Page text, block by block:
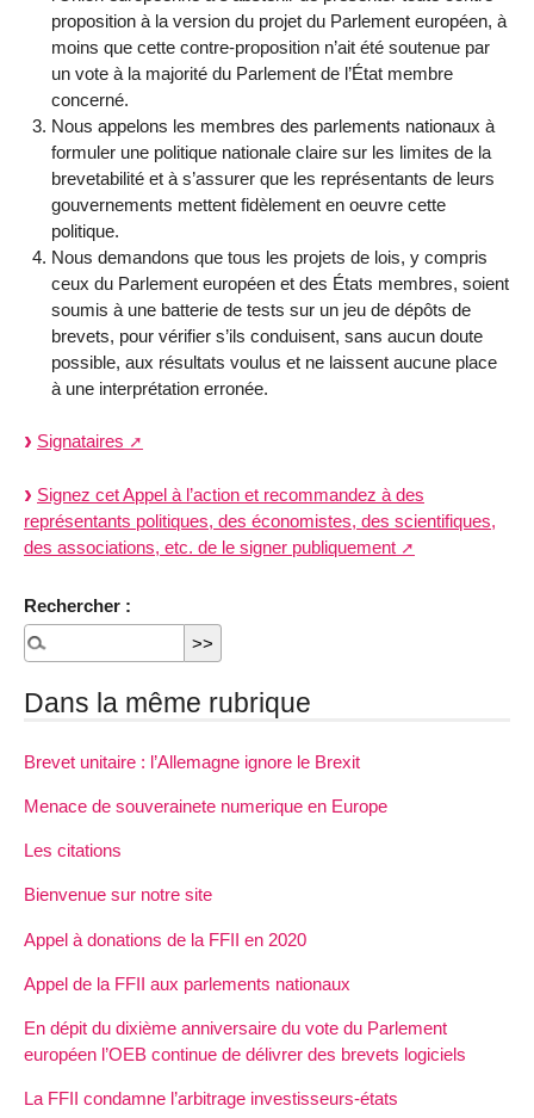
proposition à la version du projet du Parlement européen, à
moins que cette contre-proposition n’ait été soutenue par
un vote à la majorité du Parlement de l’État membre
concerné.
Nous appelons les membres des parlements nationaux à
formuler une politique nationale claire sur les limites de la
brevetabilité et à s’assurer que les représentants de leurs
gouvernements mettent fidèlement en oeuvre cette
politique.
Nous demandons que tous les projets de lois, y compris
ceux du Parlement européen et des États membres, soient
soumis à une batterie de tests sur un jeu de dépôts de
brevets, pour vérifier s’ils conduisent, sans aucun doute
possible, aux résultats voulus et ne laissent aucune place
à une interprétation erronée.
Signataires
Signez cet Appel à l’action et recommandez à des
représentants politiques, des économistes, des scientifiques,
des associations, etc. de le signer publiquement
Rechercher :
Dans la même rubrique
Brevet unitaire : l’Allemagne ignore le Brexit
Menace de souverainete numerique en Europe
Les citations
Bienvenue sur notre site
Appel à donations de la FFII en 2020
Appel de la FFII aux parlements nationaux
En dépit du dixième anniversaire du vote du Parlement
européen l’OEB continue de délivrer des brevets logiciels
La FFII condamne l’arbitrage investisseurs-états